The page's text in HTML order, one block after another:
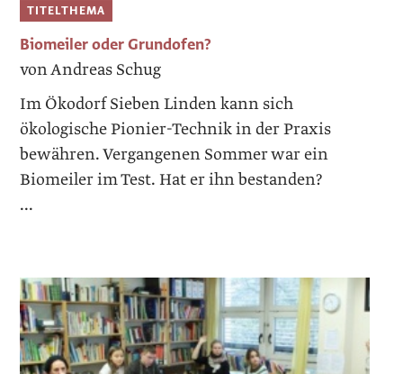
TITELTHEMA
Biomeiler oder Grundofen?
von Andreas Schug
Im Ökodorf Sieben Linden kann sich
ökologische Pionier-Technik in der Praxis
bewähren. Vergangenen Sommer war ein
Biomeiler im Test. Hat er ihn bestanden?
...